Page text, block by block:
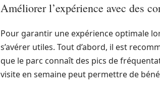
Améliorer l’expérience avec des
Pour garantir une expérience optimale
s’avérer utiles. Tout d’abord, il est
que le parc connaît des pics de
visite en semaine peut permettre de